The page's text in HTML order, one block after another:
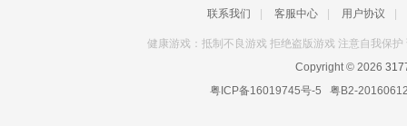
联系我们 客服中心 用户协议
健康游戏：抵制不良游戏 拒绝盗版游戏 注意自我保
Copyright © 2026
粤ICP备16019745号-5 粤B2-